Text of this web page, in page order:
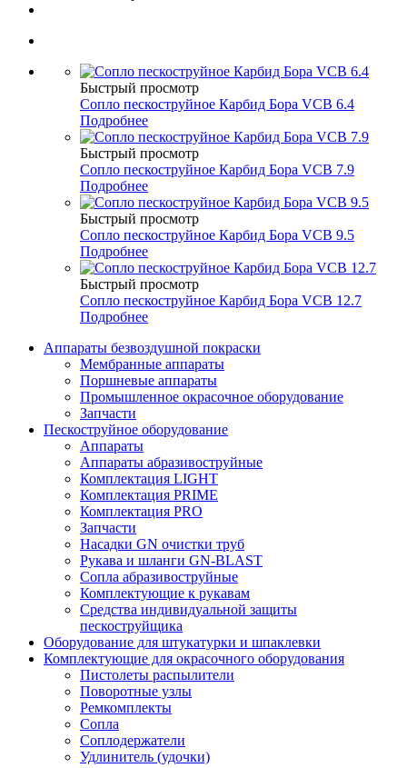
Быстрый просмотр
Сопло пескоструйное Карбид Бора VCB 6.4
Подробнее
Быстрый просмотр
Сопло пескоструйное Карбид Бора VCB 7.9
Подробнее
Быстрый просмотр
Сопло пескоструйное Карбид Бора VCB 9.5
Подробнее
Быстрый просмотр
Сопло пескоструйное Карбид Бора VCB 12.7
Подробнее
Аппараты безвоздушной покраски
Мембранные аппараты
Поршневые аппараты
Промышленное окрасочное оборудование
Запчасти
Пескоструйное оборудование
Аппараты
Аппараты абразивоструйные
Комплектация LIGHT
Комплектация PRIME
Комплектация PRO
Запчасти
Насадки GN очистки труб
Рукава и шланги GN-BLAST
Сопла абразивоструйные
Комплектующие к рукавам
Средства индивидуальной защиты
пескоструйщика
Оборудование для штукатурки и шпаклевки
Комплектующие для окрасочного оборудования
Пистолеты распылители
Поворотные узлы
Ремкомплекты
Сопла
Соплодержатели
Удлинитель (удочки)